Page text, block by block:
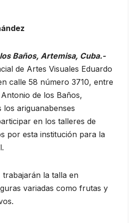
Baños, Artemisa, Cuba.-
de Artes Visuales Eduardo
calle 58 número 3710, entre
de los Baños,
ariguanabenses
en los talleres de
por esta institución para la
trabajarán la talla en
variadas como frutas y